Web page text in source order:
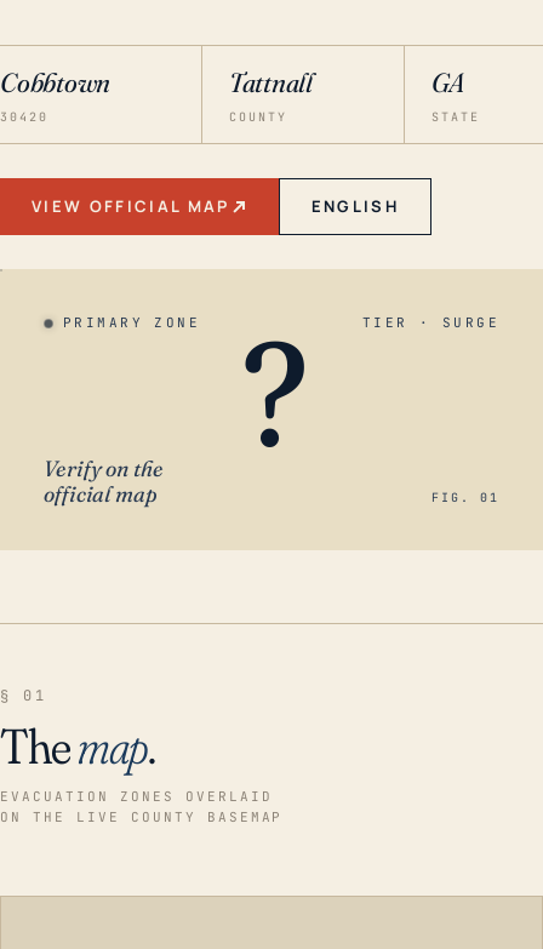
Cobbtown
30420
Tattnall
COUNTY
GA
STATE
VIEW OFFICIAL MAP ENGLISH
PRIMARY ZONE TIER · SURGE
?
Verify on the
official map
FIG. 01
§ 01
Themap.
EVACUATION ZONES OVERLAID
ON THE LIVE COUNTY BASEMAP